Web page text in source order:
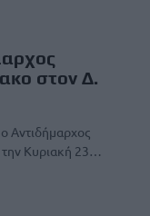
στον Δ.
Αντιδήμαρχος
την Κυριακή 23…